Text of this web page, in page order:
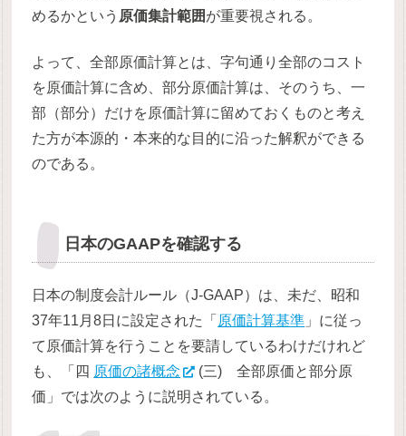
めるかという 原価集計範囲が重要視される。
よって、全部原価計算とは、字句通り全部のコスト
を原価計算に含め、部分原価計算は、そのうち、一
部（部分）だけを原価計算に留めておくものと考え
た方が本源的・本来的な目的に沿った解釈ができる
のである。
日本のGAAPを確認する
日本の制度会計ルール（J-GAAP）は、未だ、昭和
37年11月8日に設定された「 原価計算基準 」に従っ
て原価計算を行うことを要請しているわけだけれど
も、「四 原価の諸概念
(三) 全部原価と部分原
価」では次のように説明されている。